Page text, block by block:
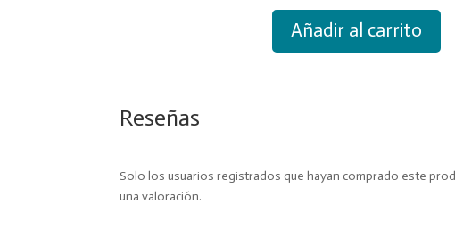
Archivo
en
Añadir al carrito
Reseñas
Solo los usuarios registrados que hayan comprado este
una valoración.